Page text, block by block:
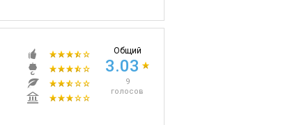
Общий
3.03
9
голосов